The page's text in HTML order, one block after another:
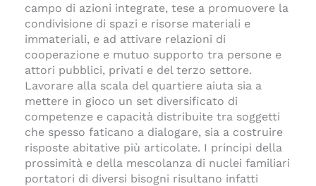
campo di azioni integrate, tese a promuovere la
condivisione di spazi e risorse materiali e
immateriali, e ad attivare relazioni di
cooperazione e mutuo supporto tra persone e
attori pubblici, privati e del terzo settore.
Lavorare alla scala del quartiere aiuta sia a
mettere in gioco un set diversificato di
competenze e capacità distribuite tra soggetti
che spesso faticano a dialogare, sia a costruire
risposte abitative più articolate. I principi della
prossimità e della mescolanza di nuclei familiari
portatori di diversi bisogni risultano infatti